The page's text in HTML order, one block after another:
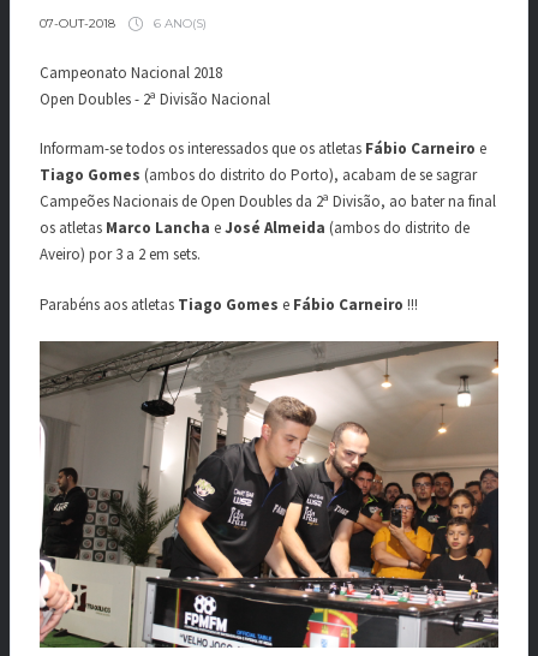
07-OUT-2018 6 ANO(S)
Campeonato Nacional 2018
Open Doubles - 2ª Divisão Nacional
Informam-se todos os interessados que os atletas Fábio Carneiro e
Tiago Gomes (ambos do distrito do Porto), acabam de se sagrar
Campeões Nacionais de Open Doubles da 2ª Divisão, ao bater na final
os atletas Marco Lancha eJosé Almeida (ambos do distrito de
Aveiro) por 3 a 2 em sets.
Parabéns aos atletas Tiago Gomes e Fábio Carneiro !!!